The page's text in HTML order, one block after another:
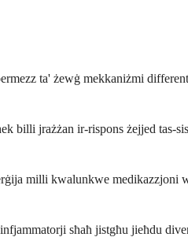
ta' żewġ mekkaniżmi
billi jrażżan ir-rispons żejjed
milli kwalunkwe
sħaħ jistgħu jieħdu